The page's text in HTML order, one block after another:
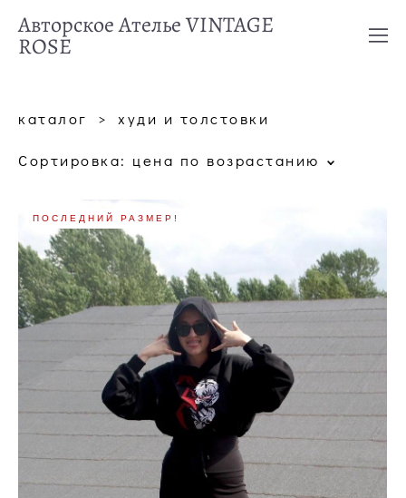
Авторское Ателье VINTAGE
ROSE
каталог > худи и толстовки
Сортировка: цена по возрастанию
ПОСЛЕДНИЙ РАЗМЕР!